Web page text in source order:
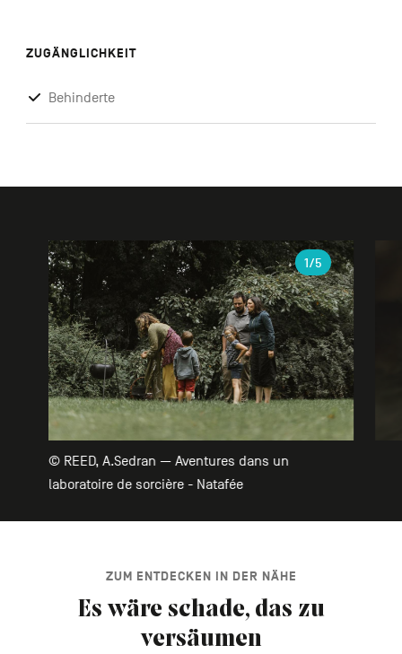
ZUGÄNGLICHKEIT
Behinderte
Galerie
© REED, A.Sedran — Aventures dans un
laboratoire de sorcière - Natafée
1/5
ZUM ENTDECKEN IN DER NÄHE
Es wäre schade, das zu
versäumen